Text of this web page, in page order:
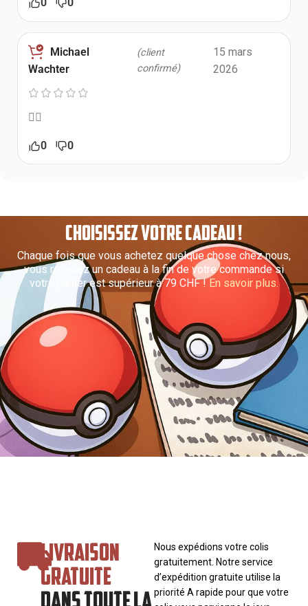
0 0
Michael
Wachter
(client
confirmé)
15 mars
2026
👍🏻
0 0
CHOISISSEZ VOTRE CADEAU !
Chaque fois que vous achetez quelque chose chez nous,
vous recevez un cadeau à la fin de votre commande si
votre panier est supérieur à 79 CHF ! En savoir plus.
LIVRAISON
GRATUITE
Nous expédions votre colis
gratuitement. Notre service
d’expédition gratuite utilise la
priorité A rapide pour que votre